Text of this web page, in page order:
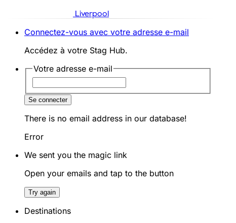
Liverpool
Connectez-vous avec votre adresse e-mail
Accédez à votre Stag Hub.
Votre adresse e-mail
Se connecter
There is no email address in our database!
Error
We sent you the magic link
Open your emails and tap to the button
Try again
Destinations